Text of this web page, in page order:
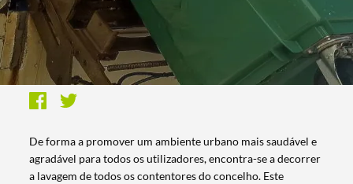
De forma a promover um ambiente urbano mais saudável e
agradável para todos os utilizadores, encontra-se a decorrer
a lavagem de todos os contentores do concelho. Este